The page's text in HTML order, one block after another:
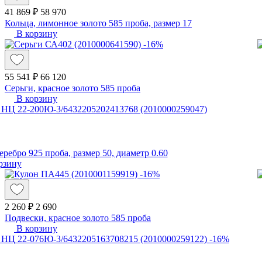
41 869 ₽ 58 970
Кольца, лимонное золото 585 проба, размер 17
В корзину
-16%
55 541 ₽ 66 120
Серьги, красное золото 585 проба
В корзину
925 проба, размер 50, диаметр 0.60
-16%
2 260 ₽ 2 690
Подвески, красное золото 585 проба
В корзину
-16%